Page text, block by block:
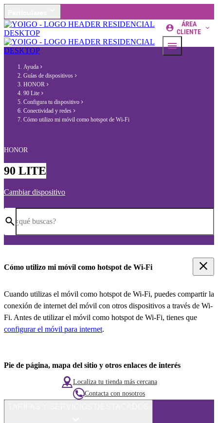
ÁREA
CLIENTE
Ayuda
Guías de dispositivos
HONOR
90 Lite
Configura tu dispositivo
Conectividad y redes
Cómo utilizo mi móvil como hotspot de Wi-Fi
HONOR
90 LITE
Cambiar dispositivo
¿qué buscas?
Cómo utilizo mi móvil como hotspot de Wi-Fi
Cuando utilizas el móvil como hotspot de Wi-Fi, puedes compartir la
conexión de internet del móvil con otros dispositivos a través de Wi-
Fi. Antes de utilizar el móvil como hotspot de Wi-Fi, tienes que
configurar el móvil para internet.
Pie de página, mapa del sitio y otros enlaces de interés
Localiza tu tienda más cercana
Contacta con nosotros